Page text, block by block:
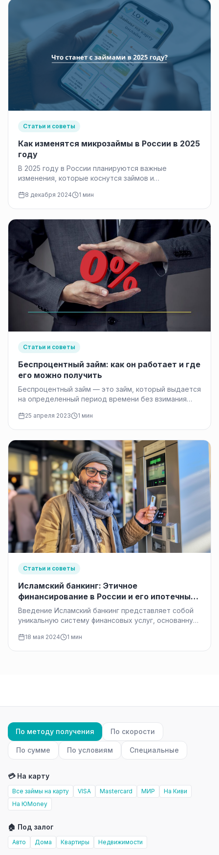
Статьи и советы
Как изменятся микрозаймы в России в 2025
году
В 2025 году в России планируются важные
изменения, которые коснутся займов и
нововведения направлены…
8 декабря 2024 1 мин
Статьи и советы
Беспроцентный займ: как он работает и где
его можно получить
Беспроцентный займ — это займ, который выдается
на определенный период времени без взимания
25 апреля 2023 1 мин
Статьи и советы
Исламский банкинг: Этичное
финансирование в России и его ипотечные
продукты
Введение Исламский банкинг представляет собой
уникальную систему финансовых услуг, основанную
отличие…
18 мая 2024 1 мин
По методу получения По скорости
По сумме По условиям Специальные
💳 На карту
Все займы на карту VISA Mastercard МИР
На Киви
На ЮMoney
🏠 Под залог
Авто Дома Квартиры Недвижимости